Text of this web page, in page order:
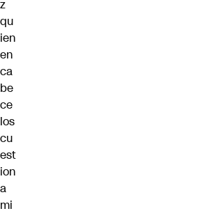
z
qu
ien
en
ca
be
ce
los
cu
est
ion
a
mi